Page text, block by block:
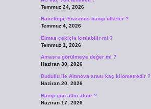
Temmuz 24, 2026
Hacettepe Erasmus hangi ülkeler ?
Temmuz 4, 2026
Elmas çekiçle kırılabilir mi ?
Temmuz 1, 2026
Amasra görülmeye değer mi ?
Haziran 30, 2026
Dudullu ile Altınova arası kaç kilometredir ?
Haziran 20, 2026
Hangi gün altın alınır ?
Haziran 17, 2026